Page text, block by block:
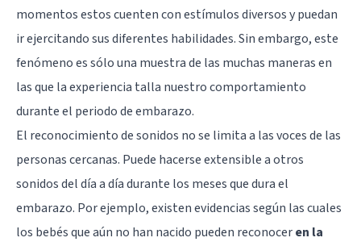
momentos estos cuenten con estímulos diversos y puedan
ir ejercitando sus diferentes habilidades. Sin embargo, este
fenómeno es sólo una muestra de las muchas maneras en
las que la experiencia talla nuestro comportamiento
durante el periodo de embarazo.
El reconocimiento de sonidos no se limita a las voces de las
personas cercanas. Puede hacerse extensible a otros
sonidos del día a día durante los meses que dura el
embarazo. Por ejemplo, existen evidencias según las cuales
los bebés que aún no han nacido pueden reconoceren la